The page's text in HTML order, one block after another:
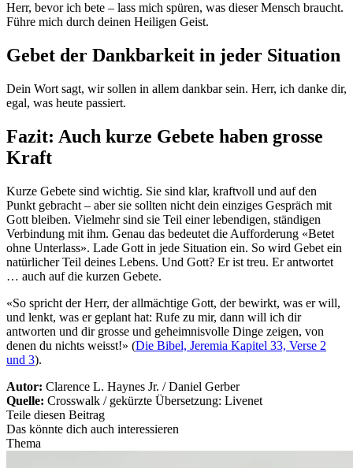
Herr, bevor ich bete – lass mich spüren, was dieser Mensch braucht.
Führe mich durch deinen Heiligen Geist.
Gebet der Dankbarkeit in jeder Situation
Dein Wort sagt, wir sollen in allem dankbar sein. Herr, ich danke dir,
egal, was heute passiert.
Fazit: Auch kurze Gebete haben grosse
Kraft
Kurze Gebete sind wichtig. Sie sind klar, kraftvoll und auf den
Punkt gebracht – aber sie sollten nicht dein einziges Gespräch mit
Gott bleiben. Vielmehr sind sie Teil einer lebendigen, ständigen
Verbindung mit ihm. Genau das bedeutet die Aufforderung «Betet
ohne Unterlass». Lade Gott in jede Situation ein. So wird Gebet ein
natürlicher Teil deines Lebens. Und Gott? Er ist treu. Er antwortet
… auch auf die kurzen Gebete.
«So spricht der Herr, der allmächtige Gott, der bewirkt, was er will,
und lenkt, was er geplant hat: Rufe zu mir, dann will ich dir
antworten und dir grosse und geheimnisvolle Dinge zeigen, von
denen du nichts weisst!» (Die Bibel, Jeremia Kapitel 33, Verse 2
und 3).
Autor: Clarence L. Haynes Jr. / Daniel Gerber
Quelle: Crosswalk / gekürzte Übersetzung: Livenet
Teile diesen Beitrag
Das könnte dich auch interessieren
Thema